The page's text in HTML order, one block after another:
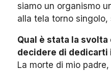
siamo un organismo
alla tela torno singolo,
Qual è stata la
decidere di dedicarti
La morte di mio